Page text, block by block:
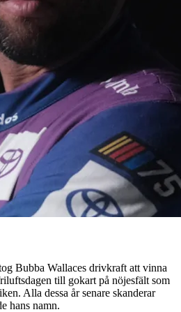
Bubba Wallaces drivkraft att vinna
till gokart på nöjesfält som
Alla dessa år senare skanderar
hans namn.